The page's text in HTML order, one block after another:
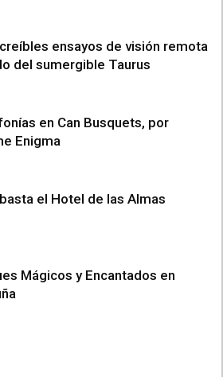
ensayos de visión remota
del sumergible Taurus
en Can Busquets, por
Enigma
el Hotel de las Almas
Mágicos y Encantados en